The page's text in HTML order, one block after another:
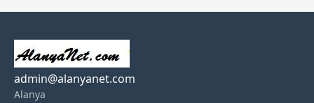
admin@alanyanet.com
Alanya